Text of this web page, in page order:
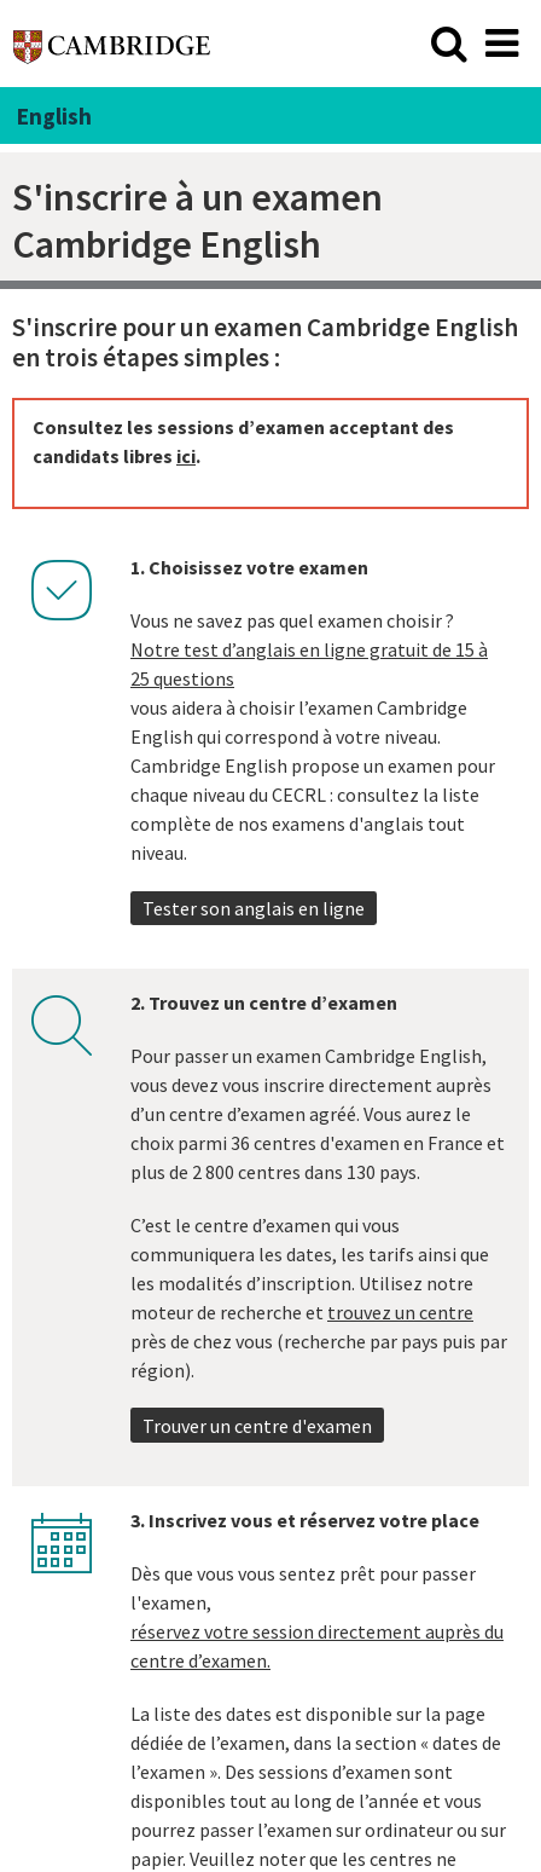
English
S'inscrire à un examen
Cambridge English
S'inscrire pour un examen Cambridge English
en trois étapes simples :
Consultez les sessions d’examen acceptant des
candidats libres ici.
checkmark 1. Choisissez votre examen
Vous ne savez pas quel examen choisir ?
Notre test d’anglais en ligne gratuit de 15 à
25 questions
vous aidera à choisir l’examen Cambridge
English qui correspond à votre niveau.
Cambridge English propose un examen pour
chaque niveau du CECRL : consultez la liste
complète de nos examens d'anglais tout
niveau.
Tester son anglais en ligne
search 2. Trouvez un centre d’examen
Pour passer un examen Cambridge English,
vous devez vous inscrire directement auprès
d’un centre d’examen agréé. Vous aurez le
choix parmi 36 centres d'examen en France et
plus de 2 800 centres dans 130 pays.
C’est le centre d’examen qui vous
communiquera les dates, les tarifs ainsi que
les modalités d’inscription. Utilisez notre
moteur de recherche et trouvez un centre
près de chez vous (recherche par pays puis par
région).
Trouver un centre d'examen
calendar 3. Inscrivez vous et réservez votre place
Dès que vous vous sentez prêt pour passer
l'examen,
réservez votre session directement auprès du
centre d’examen.
La liste des dates est disponible sur la page
dédiée de l’examen, dans la section « dates de
l’examen ». Des sessions d’examen sont
disponibles tout au long de l’année et vous
pourrez passer l’examen sur ordinateur ou sur
papier. Veuillez noter que les centres ne